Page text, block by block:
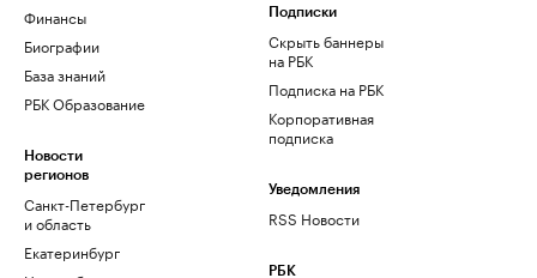
Финансы
Биографии
База знаний
РБК Образование
Новости
регионов
Санкт-Петербург
и область
Екатеринбург
Подписки
Скрыть баннеры
на РБК
Подписка на РБК
Корпоративная
подписка
Уведомления
RSS Новости
РБК